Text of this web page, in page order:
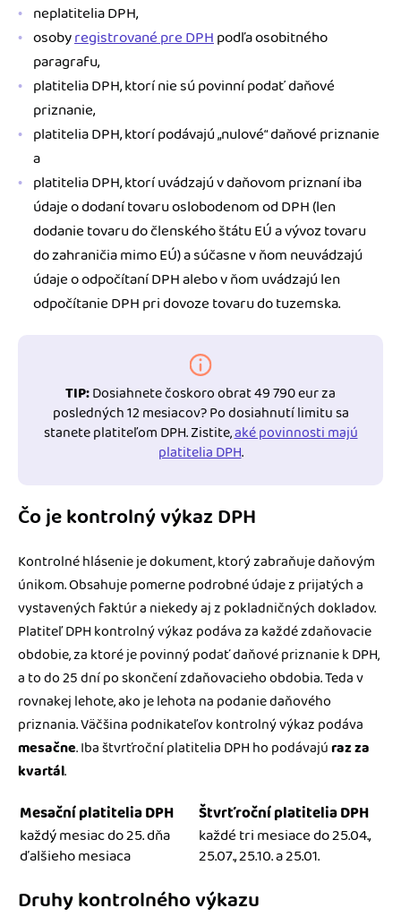
neplatitelia DPH,
osobyregistrované pre DPHpodľa osobitného
paragrafu,
platitelia DPH, ktorí nie sú povinní podať daňové
priznanie,
platitelia DPH, ktorí podávajú „nulové“ daňové priznanie
a
platitelia DPH, ktorí uvádzajú v daňovom priznaní iba
údaje o dodaní tovaru oslobodenom od DPH (len
dodanie tovaru do členského štátu EÚ a vývoz tovaru
do zahraničia mimo EÚ) a súčasne v ňom neuvádzajú
údaje o odpočítaní DPH alebo v ňom uvádzajú len
odpočítanie DPH pri dovoze tovaru do tuzemska.
TIP:Dosiahnete čoskoro obrat 49 790 eur za
posledných 12 mesiacov? Po dosiahnutí limitu sa
stanete platiteľom DPH. Zistite,aké povinnosti majú
platitelia DPH.
Čo je kontrolný výkaz DPH
Kontrolné hlásenie je dokument, ktorý zabraňuje daňovým
únikom. Obsahuje pomerne podrobné údaje z prijatých a
vystavených faktúr a niekedy aj z pokladničných dokladov.
Platiteľ DPH kontrolný výkaz podáva za každé zdaňovacie
obdobie, za ktoré je povinný podať daňové priznanie k DPH,
a to do 25 dní po skončení zdaňovacieho obdobia. Teda v
rovnakej lehote, ako je lehota na podanie daňového
priznania. Väčšina podnikateľov kontrolný výkaz podáva
mesačne. Iba štvrťroční platitelia DPH ho podávajúraz za
kvartál.
Mesační platitelia DPH
Štvrťroční platitelia DPH
každý mesiac do 25. dňa
ďalšieho mesiaca
každé tri mesiace do 25.04.,
25.07., 25.10. a 25.01.
Druhy kontrolného výkazu